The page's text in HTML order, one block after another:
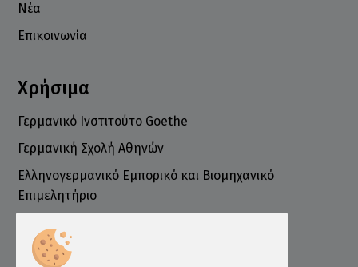
Νέα
Επικοινωνία
Χρήσιμα
Γερμανικό Ινστιτούτο Goethe
Γερμανική Σχολή Αθηνών
Ελληνογερμανικό Εμπορικό και Βιομηχανικό
Επιμελητήριο
Πληροφορίες